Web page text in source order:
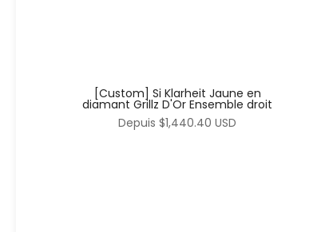
[Custom] Si Klarheit Jaune en
diamant Grillz D'Or Ensemble droit
Depuis $1,440.40 USD